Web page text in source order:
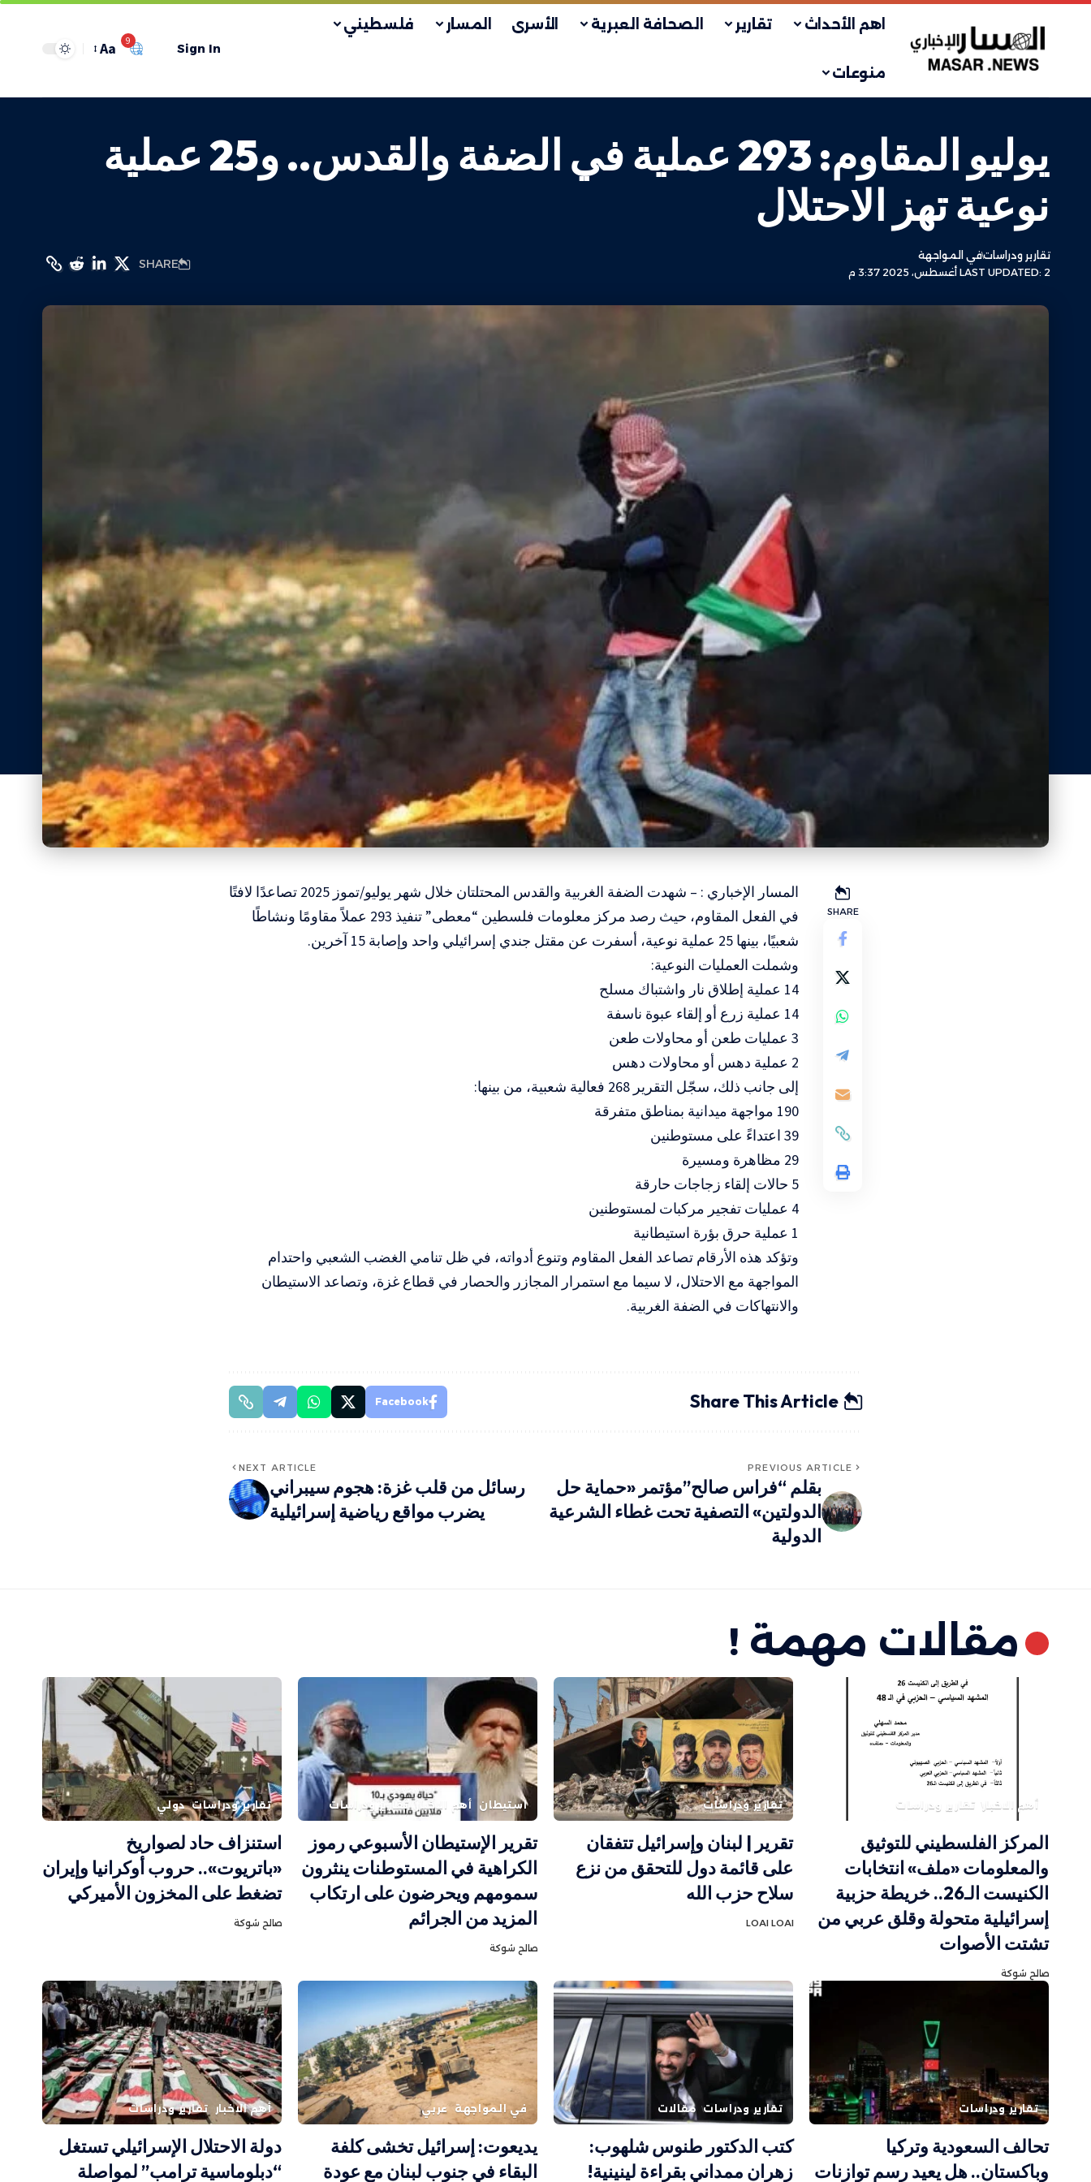
اهم الأحداث تقارير الصحافة العبرية الأسرى المسار فلسطيني
منوعات
Sign In
9
Aa
يوليو المقاوم: 293 عملية في الضفة والقدس.. و25 عملية
نوعية تهز الاحتلال
LAST UPDATED: 2 أغسطس، 2025 3:37 م
تقارير ودراساتفي المواجهة
SHARE
SHARE
المسار الإخباري : – شهدت الضفة الغربية والقدس المحتلتان خلال شهر يوليو/تموز 2025 تصاعدًا لافتًا
في الفعل المقاوم، حيث رصد مركز معلومات فلسطين “معطى” تنفيذ 293 عملاً مقاومًا ونشاطًا
شعبيًا، بينها 25 عملية نوعية، أسفرت عن مقتل جندي إسرائيلي واحد وإصابة 15 آخرين.
وشملت العمليات النوعية:
14 عملية إطلاق نار واشتباك مسلح
14 عملية زرع أو إلقاء عبوة ناسفة
3 عمليات طعن أو محاولات طعن
2 عملية دهس أو محاولات دهس
إلى جانب ذلك، سجّل التقرير 268 فعالية شعبية، من بينها:
190 مواجهة ميدانية بمناطق متفرقة
39 اعتداءً على مستوطنين
29 مظاهرة ومسيرة
5 حالات إلقاء زجاجات حارقة
4 عمليات تفجير مركبات لمستوطنين
1 عملية حرق بؤرة استيطانية
وتؤكد هذه الأرقام تصاعد الفعل المقاوم وتنوع أدواته، في ظل تنامي الغضب الشعبي واحتدام
المواجهة مع الاحتلال، لا سيما مع استمرار المجازر والحصار في قطاع غزة، وتصاعد الاستيطان
والانتهاكات في الضفة الغربية.
Share This Article
Facebook
PREVIOUS ARTICLE
بقلم “فراس صالح”مؤتمر «حماية حل
الدولتين» التصفية تحت غطاء الشرعية
الدولية
NEXT ARTICLE
رسائل من قلب غزة: هجوم سيبراني
يضرب مواقع رياضية إسرائيلية
مقالات مهمة !
أهم الاخبار تقارير ودراسات
المركز الفلسطيني للتوثيق
والمعلومات «ملف» انتخابات
الكنيست الـ26.. خريطة حزبية
إسرائيلية متحولة وقلق عربي من
تشتت الأصوات
صالح شوكة
تقارير ودراسات
تقرير | لبنان وإسرائيل تتفقان
على قائمة دول للتحقق من نزع
سلاح حزب الله
LOAI LOAI
استيطان أهم الاخبار تقارير ودراسات
تقرير الإستيطان الأسبوعي رموز
الكراهية في المستوطنات ينثرون
سمومهم ويحرضون على ارتكاب
المزيد من الجرائم
صالح شوكة
تقارير ودراسات دولي
استنزاف حاد لصواريخ
«باتريوت».. حروب أوكرانيا وإيران
تضغط على المخزون الأميركي
صالح شوكة
تقارير ودراسات
تحالف السعودية وتركيا
وباكستان.. هل يعيد رسم توازنات
تقارير ودراسات مقالات
كتب الدكتور طنوس شلهوب:
زهران ممداني بقراءة لينينية!
في المواجهة عربي
يديعوت: إسرائيل تخشى كلفة
البقاء في جنوب لبنان مع عودة
أهم الاخبار تقارير ودراسات
دولة الاحتلال الإسرائيلي تستغل
“دبلوماسية ترامب” لمواصلة